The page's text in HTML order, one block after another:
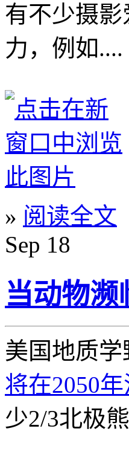
有不少摄
力，例如....
» 阅读全文
Sep 18
当动物濒
美国地质
将在2050
少2/3北极